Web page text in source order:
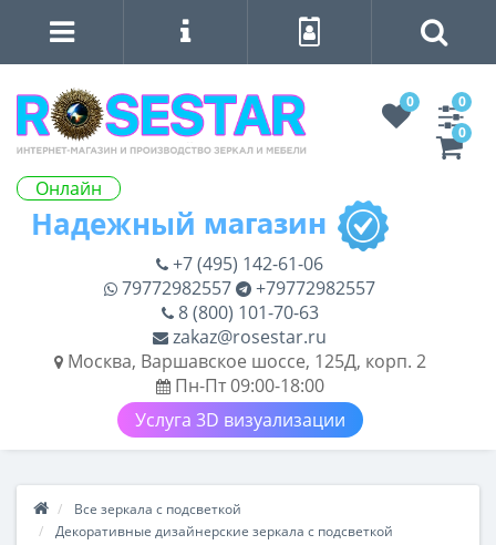
Онлайн
0
0
0
+7 (495) 142-61-06
79772982557
+79772982557
8 (800) 101-70-63
zakaz@rosestar.ru
Москва, Варшавское шоссе, 125Д, корп. 2
Пн-Пт 09:00-18:00
Услуга 3D визуализации
Все зеркала с подсветкой
Декоративные дизайнерские зеркала с подсветкой